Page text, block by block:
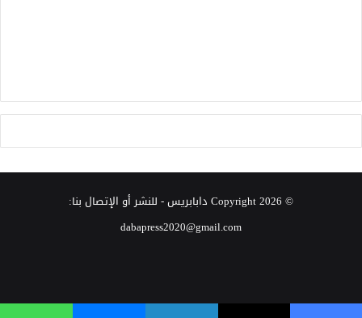
© Copyright 2026 دابابريس- للنشر أو الإتصال بنا:
dabapress2020@gmail.com